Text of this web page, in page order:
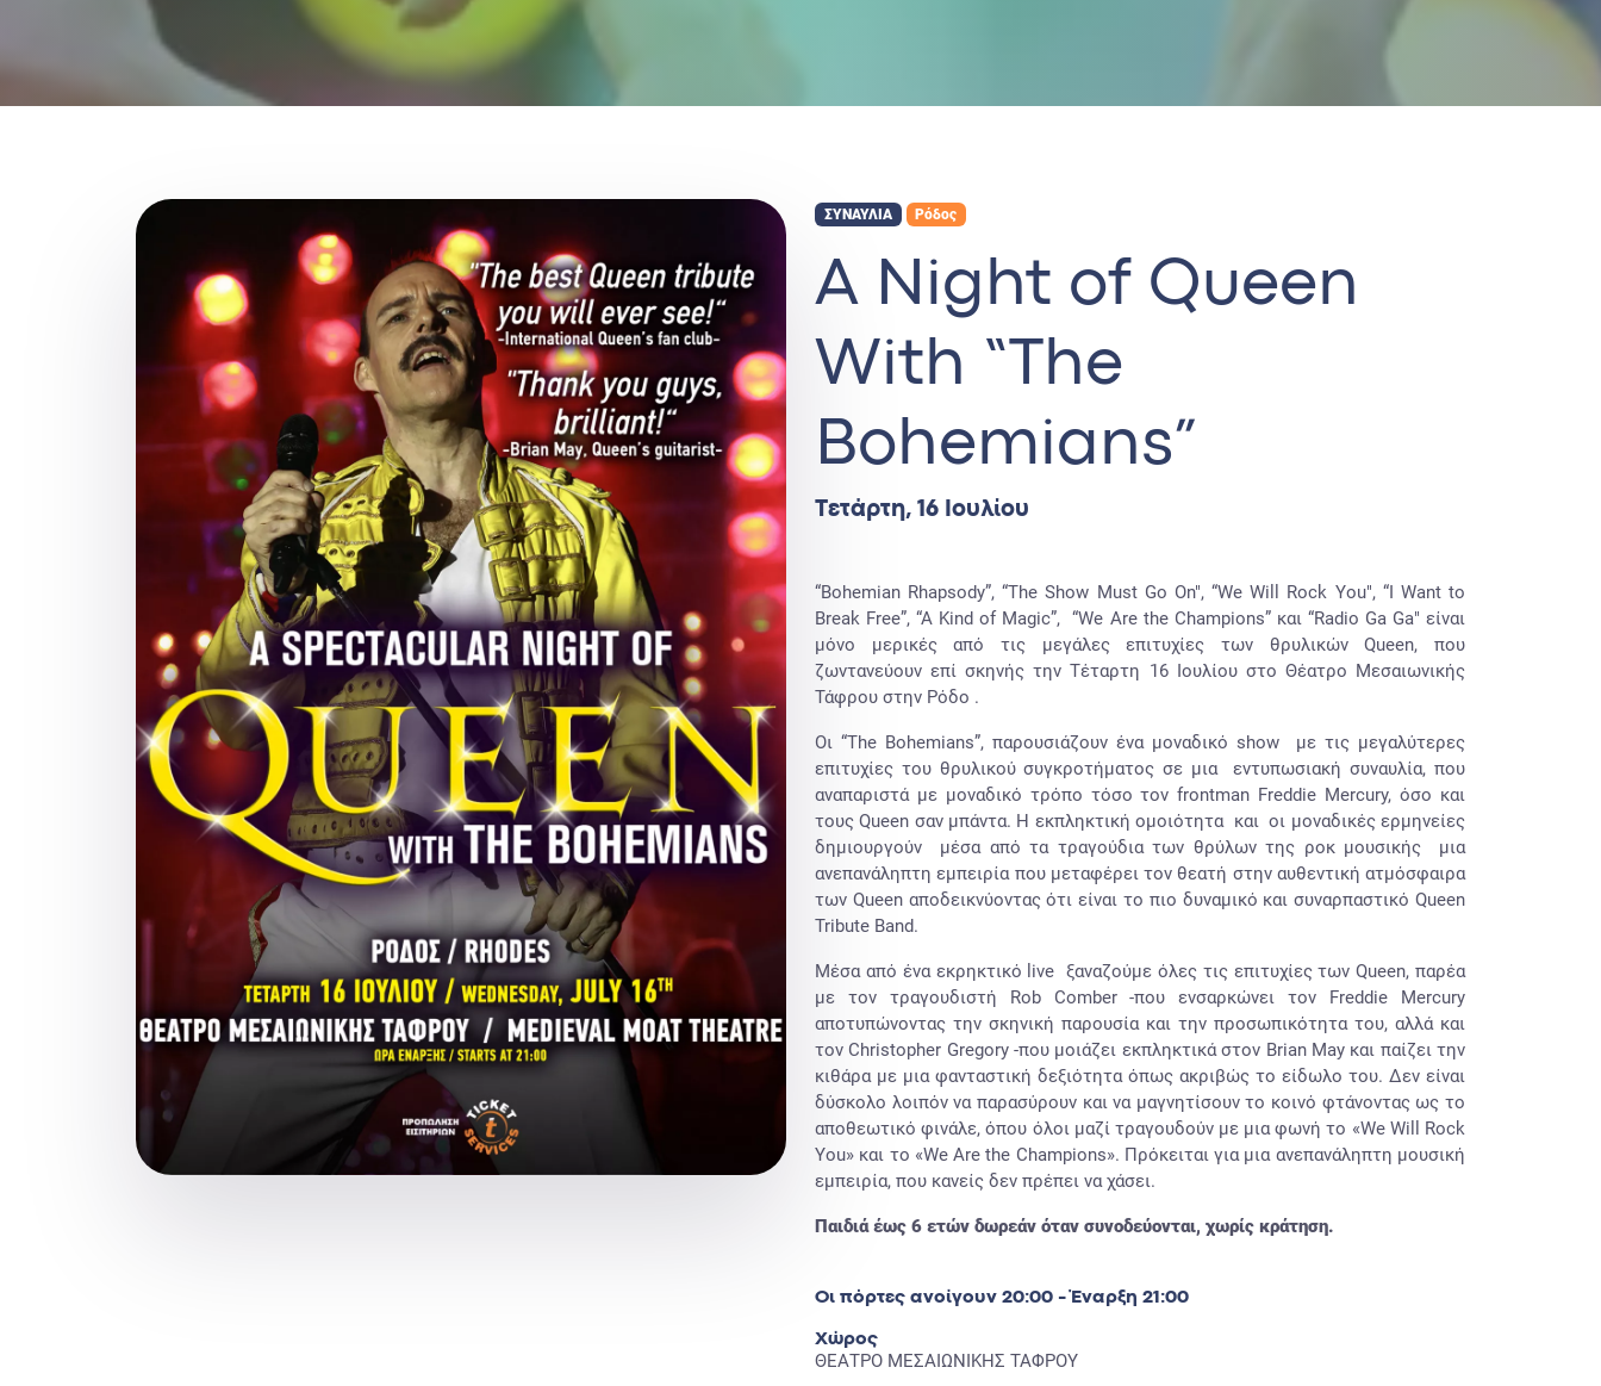
ΣΥΝΑΥΛΙΑ Ρόδος
A Night of Queen
With “The
Bohemians”
Τετάρτη, 16 Ιουλίου
“Bohemian Rhapsody”, “The Show Must Go On", “We Will Rock You", “I Want to
Break Free”, “A Kind of Magic”, “We Are the Champions” και “Radio Ga Ga" είναι
μόνο μερικές από τις μεγάλες επιτυχίες των θρυλικών Queen, που
ζωντανεύουν επί σκηνής την Τέταρτη 16 Ιουλίου στο Θέατρο Μεσαιωνικής
Τάφρου στην Ρόδο .
Οι “The Bohemians”, παρουσιάζουν ένα μοναδικό show με τις μεγαλύτερες
επιτυχίες του θρυλικού συγκροτήματος σε μια εντυπωσιακή συναυλία, που
αναπαριστά με μοναδικό τρόπο τόσο τον frontman Freddie Mercury, όσο και
τους Queen σαν μπάντα. Η εκπληκτική ομοιότητα και οι μοναδικές ερμηνείες
δημιουργούν μέσα από τα τραγούδια των θρύλων της ροκ μουσικής μια
ανεπανάληπτη εμπειρία που μεταφέρει τον θεατή στην αυθεντική ατμόσφαιρα
των Queen αποδεικνύοντας ότι είναι το πιο δυναμικό και συναρπαστικό Queen
Tribute Band.
Μέσα από ένα εκρηκτικό live ξαναζούμε όλες τις επιτυχίες των Queen, παρέα
με τον τραγουδιστή Rob Comber -που ενσαρκώνει τον Freddie Mercury
αποτυπώνοντας την σκηνική παρουσία και την προσωπικότητα του, αλλά και
τον Christopher Gregory -που μοιάζει εκπληκτικά στον Brian May και παίζει την
κιθάρα με μια φανταστική δεξιότητα όπως ακριβώς το είδωλο του. Δεν είναι
δύσκολο λοιπόν να παρασύρουν και να μαγνητίσουν το κοινό φτάνοντας ως το
αποθεωτικό φινάλε, όπου όλοι μαζί τραγουδούν με μια φωνή το «We Will Rock
You» και το «We Are the Champions». Πρόκειται για μια ανεπανάληπτη μουσική
εμπειρία, που κανείς δεν πρέπει να χάσει.
Παιδιά έως 6 ετών δωρεάν όταν συνοδεύονται, χωρίς κράτηση.
Οι πόρτες ανοίγουν 20:00 - Έναρξη 21:00
Χώρος
ΘΕΑΤΡΟ ΜΕΣΑΙΩΝΙΚΗΣ ΤΑΦΡΟΥ